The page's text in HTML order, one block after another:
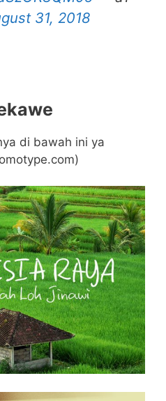
31, 2018
di bawah ini ya